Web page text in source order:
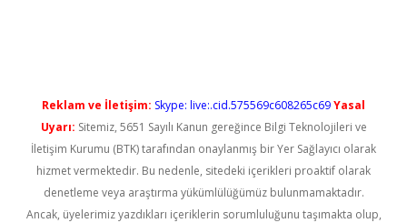
Reklam ve İletişim: Skype: live:.cid.575569c608265c69Yasal
Uyarı: Sitemiz, 5651 Sayılı Kanun gereğince Bilgi Teknolojileri ve
İletişim Kurumu (BTK) tarafından onaylanmış bir Yer Sağlayıcı olarak
hizmet vermektedir. Bu nedenle, sitedeki içerikleri proaktif olarak
denetleme veya araştırma yükümlülüğümüz bulunmamaktadır.
Ancak, üyelerimiz yazdıkları içeriklerin sorumluluğunu taşımakta olup,